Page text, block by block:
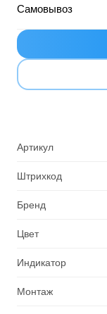
Самовывоз
Артикул
Штрихкод
Бренд
Цвет
Индикатор
Монтаж